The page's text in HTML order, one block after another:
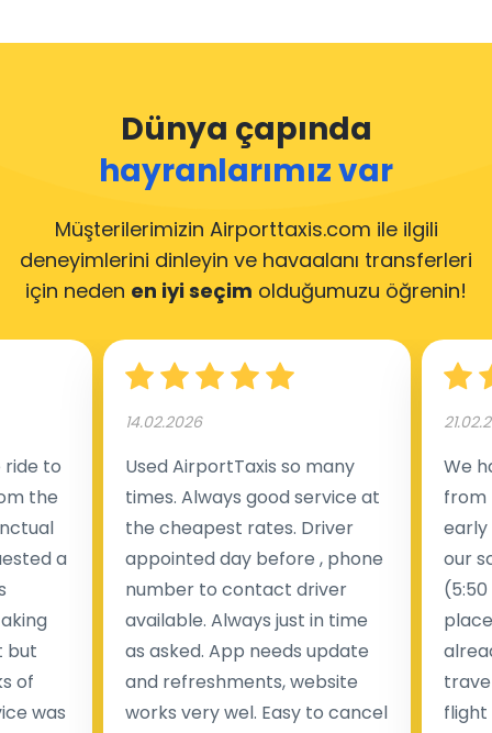
Dünya çapında
hayranlarımız var
Müşterilerimizin Airporttaxis.com ile ilgili
deneyimlerini dinleyin ve havaalanı transferleri
için neden en iyi seçim olduğumuzu öğrenin!
to
the
a
but
of
was
14.02.2026
Used AirportTaxis so many
times. Always good service at
the cheapest rates. Driver
appointed day before , phone
number to contact driver
available. Always just in time
as asked. App needs update
and refreshments, website
works very wel. Easy to cancel
We
from
early
our
flight